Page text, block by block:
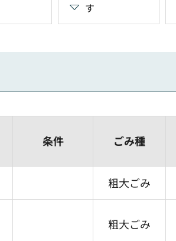
す
条件 ごみ種
粗大ごみ
粗大ごみ